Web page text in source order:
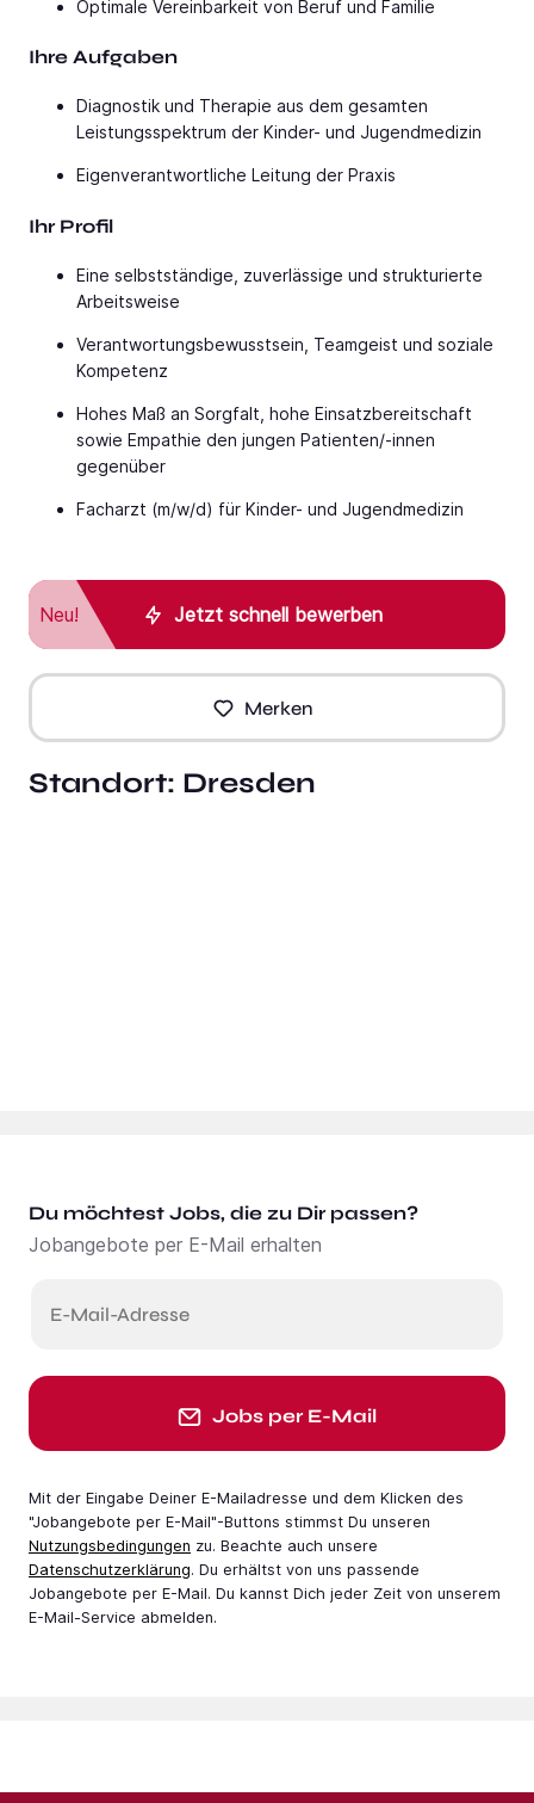
Optimale Vereinbarkeit von Beruf und Familie
Ihre Aufgaben
Diagnostik und Therapie aus dem gesamten
Leistungsspektrum der Kinder- und Jugendmedizin
Eigenverantwortliche Leitung der Praxis
Ihr Profil
Eine selbstständige, zuverlässige und strukturierte
Arbeitsweise
Verantwortungsbewusstsein, Teamgeist und soziale
Kompetenz
Hohes Maß an Sorgfalt, hohe Einsatzbereitschaft
sowie Empathie den jungen Patienten/-innen
gegenüber
Facharzt (m/w/d) für Kinder- und Jugendmedizin
Jetzt schnell bewerben
Neu!
Merken
Standort: Dresden
Du möchtest Jobs, die zu Dir passen?
Jobangebote per E-Mail erhalten
E-Mail-Adresse
Jobs per E-Mail
Mit der Eingabe Deiner E-Mail­adresse und dem Klicken des
"Jobangebote per E-Mail"-Buttons stimmst Du unseren
Nutzungsbedingungen zu. Beachte auch unsere
Datenschutzerklärung. Du erhältst von uns passende
Jobangebote per E-Mail. Du kannst Dich jeder Zeit von unserem
E-Mail-Service abmelden.